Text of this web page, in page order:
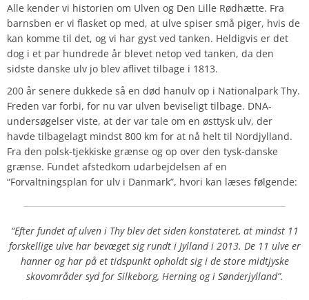
Alle kender vi historien om Ulven og Den Lille Rødhætte. Fra
barnsben er vi flasket op med, at ulve spiser små piger, hvis de
kan komme til det, og vi har gyst ved tanken. Heldigvis er det
dog i et par hundrede år blevet netop ved tanken, da den
sidste danske ulv jo blev aflivet tilbage i 1813.
200 år senere dukkede så en død hanulv op i Nationalpark Thy.
Freden var forbi, for nu var ulven beviseligt tilbage. DNA-
undersøgelser viste, at der var tale om en østtysk ulv, der
havde tilbagelagt mindst 800 km for at nå helt til Nordjylland.
Fra den polsk-tjekkiske grænse og op over den tysk-danske
grænse. Fundet afstedkom udarbejdelsen af en
“Forvaltningsplan for ulv i Danmark”, hvori kan læses følgende:
“Efter fundet af ulven i Thy blev det siden konstateret, at mindst 11
forskellige ulve har bevæget sig rundt i Jylland i 2013. De 11 ulve er
hanner og har på et tidspunkt opholdt sig i de store midtjyske
skovområder syd for Silkeborg, Herning og i Sønderjylland”.